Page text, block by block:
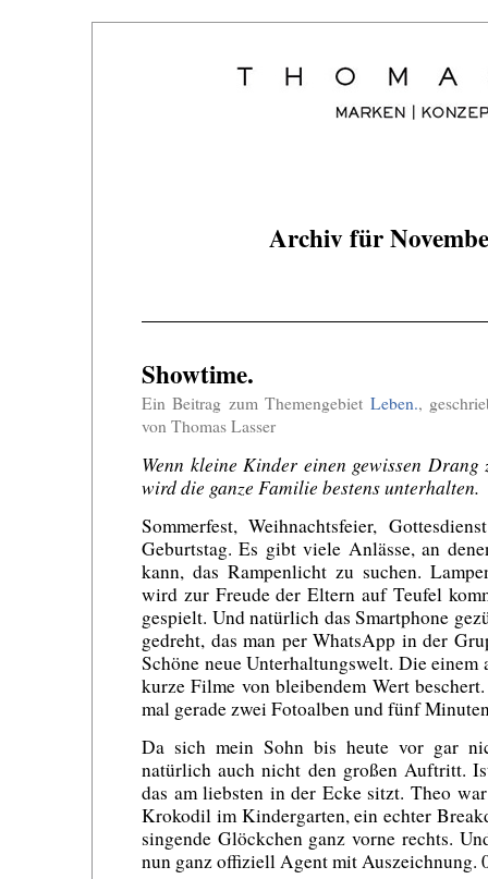
Archiv für
Showtime.
Ein Beitrag zum Themengebiet Leben.,
von Thomas Lasser
Wenn kleine Kinder einen gewissen
wird die ganze Familie bestens unterhalten.
Sommerfest, Weihnachtsfeier,
Geburtstag. Es gibt viele Anlässe, an
kann, das Rampenlicht zu suchen.
wird zur Freude der Eltern auf Teufel
gespielt. Und natürlich das Smartphone
gedreht, das man per WhatsApp in der
Schöne neue Unterhaltungswelt. Die
kurze Filme von bleibendem Wert
mal gerade zwei Fotoalben und fünf
Da sich mein Sohn bis heute vor gar
natürlich auch nicht den großen Auftritt.
das am liebsten in der Ecke sitzt. Theo
Krokodil im Kindergarten, ein echter
singende Glöckchen ganz vorne rechts.
nun ganz offiziell Agent mit Auszeichnung.